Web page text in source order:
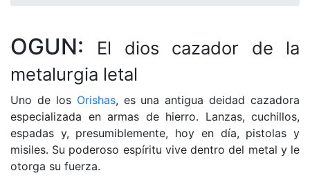
OGUN:
El dios cazador de la
metalurgia letal
Uno de los Orishas, es una antigua deidad cazadora
especializada en armas de hierro. Lanzas, cuchillos,
espadas y, presumiblemente, hoy en día, pistolas y
misiles. Su poderoso espíritu vive dentro del metal y le
otorga su fuerza.